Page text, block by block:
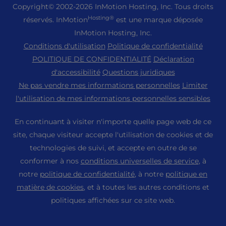
Hébergement pour revendeurs
Revendeur VPS
Constructeur de site Web WordPress
Hébergement Laravel
Hébergement Linux
Hébergement Magento
Hébergement de serveurs Minecraft
Hébergement PHP
Hébergement Ubuntu
WooCommerce
+44 2045 763722
Assistance Premier
Centre d'assistance
Ressources
Soutien à la communauté
Tutoriels WordPress
Hébergement géré
Migrations de sites Web
Emplacement des centres de données
Centre de données de Los Angeles
Centre de données Ashburn
Presse
Carrières
Blog
Programme d'affiliation
Programme des partenaires de l'agence
Parrainer un ami
Plan du site
Copyright© 2002-2026 InMotion Hosting, Inc. Tous droits
réservés. InMotionHosting® est une marque déposée
InMotion Hosting, Inc.
Conditions d'utilisation Politique de confidentialité
POLITIQUE DE CONFIDENTIALITÉ Déclaration
d'accessibilité Questions juridiques
Ne pas vendre mes informations personnelles Limiter
l'utilisation de mes informations personnelles sensibles
En continuant à visiter n'importe quelle page web de ce
site, chaque visiteur accepte l'utilisation de cookies et de
technologies de suivi, et accepte en outre de se
conformer à nos conditions universelles de service, à
notre politique de confidentialité, à notre politique en
matière de cookies, et à toutes les autres conditions et
politiques affichées sur ce site web.